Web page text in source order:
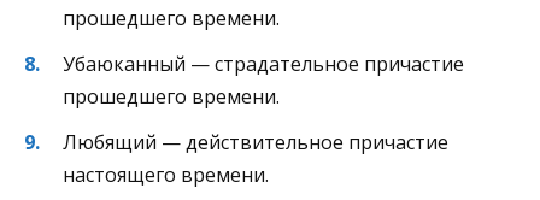
прошедшего времени.
Убаюканный — страдательное причастие
прошедшего времени.
Любящий — действительное причастие
настоящего времени.